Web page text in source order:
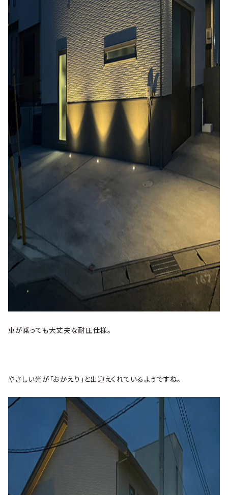
車が乗っても大丈夫な耐圧仕様。
やさしい光が「おかえり」と出迎えくれているようですね。